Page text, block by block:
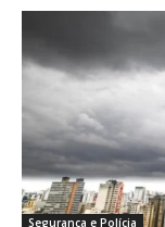
Segurança e Polícia